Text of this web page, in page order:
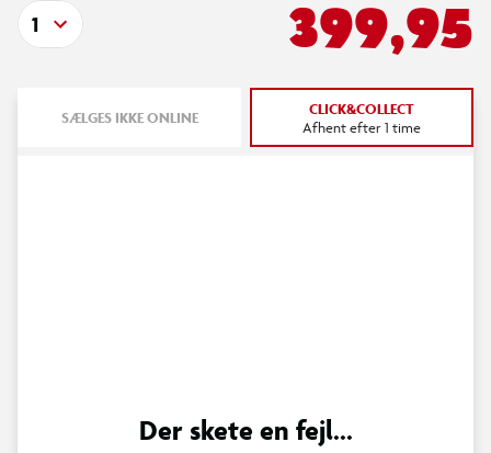
399,95
1
SÆLGES IKKE ONLINE CLICK&COLLECT
Afhent efter 1 time
Der skete en fejl...